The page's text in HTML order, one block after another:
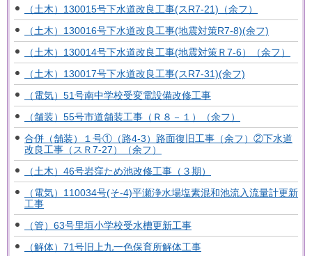
（土木）130015号下水道改良工事(スR7-21)（余フ）
（土木）130016号下水道改良工事(地震対策R7-8)(余フ)
（土木）130014号下水道改良工事(地震対策Ｒ7-6）（余フ）
（土木）130017号下水道改良工事(スR7-31)(余フ)
（電気）51号南中学校受変電設備改修工事
（舗装）55号市道舗装工事（Ｒ８－１）（余フ）
合併（舗装）１号①（路4-3）路面復旧工事（余フ）②下水道
改良工事（スＲ7-27）（余フ）
（土木）46号岩窪ため池改修工事（３期）
（電気）110034号(そ-4)平瀬浄水場塩素混和池流入流量計更新
工事
（管）63号里垣小学校受水槽更新工事
（解体）71号旧上九一色保育所解体工事